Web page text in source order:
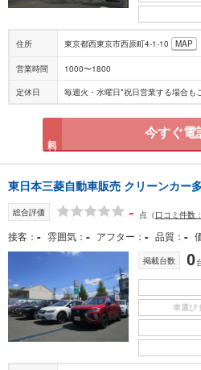
住所 東京都西東京市西原町4-1-10 MAP
営業時間 1000〜1800
定休日 毎週火・水曜日*祝日営業する場合も
今すぐ電
東日本三菱自動車販売 クリーンカー
総合評価 - 点 （口コミ件数
接客 - 雰囲気 - アフター - 品質 -
掲載台数 0
車選び